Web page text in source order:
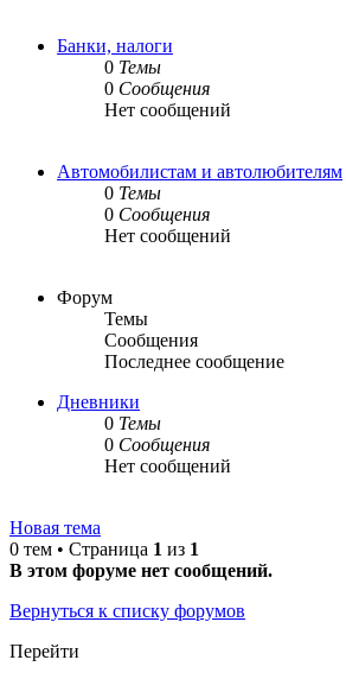
Банки, налоги
0 Темы
0 Сообщения
Нет сообщений
Автомобилистам и автолюбителям
0 Темы
0 Сообщения
Нет сообщений
Форум
Темы
Сообщения
Последнее сообщение
Дневники
0 Темы
0 Сообщения
Нет сообщений
Новая тема
0 тем • Страница 1 из 1
В этом форуме нет сообщений.
Вернуться к списку форумов
Перейти